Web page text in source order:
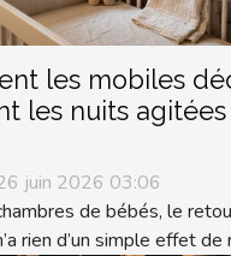
les mobiles
les nuits
juin 2026 03:06
de bébés, le
rien d’un simple effet de